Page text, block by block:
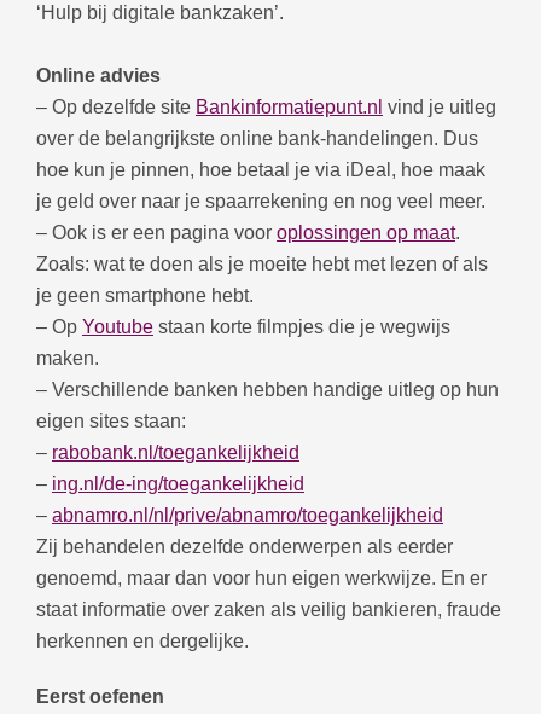
‘Hulp bij digitale bankzaken’.
Online advies
– Op dezelfde site Bankinformatiepunt.nl vind je uitleg
over de belangrijkste online bank-handelingen. Dus
hoe kun je pinnen, hoe betaal je via iDeal, hoe maak
je geld over naar je spaarrekening en nog veel meer.
– Ook is er een pagina voor oplossingen op maat.
Zoals: wat te doen als je moeite hebt met lezen of als
je geen smartphone hebt.
– Op Youtube staan korte filmpjes die je wegwijs
maken.
– Verschillende banken hebben handige uitleg op hun
eigen sites staan:
– rabobank.nl/toegankelijkheid
– ing.nl/de-ing/toegankelijkheid
– abnamro.nl/nl/prive/abnamro/toegankelijkheid
Zij behandelen dezelfde onderwerpen als eerder
genoemd, maar dan voor hun eigen werkwijze. En er
staat informatie over zaken als veilig bankieren, fraude
herkennen en dergelijke.
Eerst oefenen